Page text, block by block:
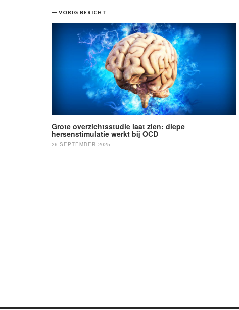
Bericht
navigatie
VORIG BERICHT
Grote overzichtsstudie laat zien: diepe
hersenstimulatie werkt bij OCD
26 SEPTEMBER 2025